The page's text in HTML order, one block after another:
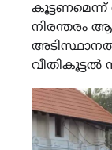
നിരന്തരം
വീതികൂട്ടൽ